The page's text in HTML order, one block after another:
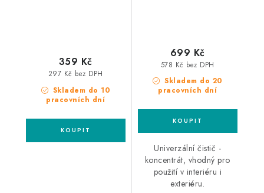
Skladem do 10
pracovních dní
297 Kč bez DPH
359 Kč
Skladem do 20
pracovních dní
578 Kč bez DPH
699 Kč
Univerzální čistič -
koncentrát, vhodný pro
použití v interiéru i
exteriéru.